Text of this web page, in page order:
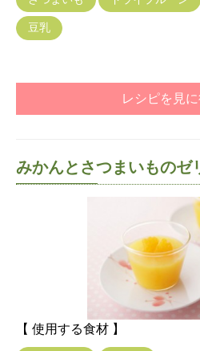
豆乳
レシピを見に
みかんとさつまいものゼ
【 使用する食材 】